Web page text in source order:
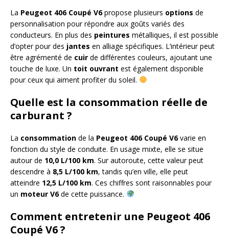
La Peugeot 406 Coupé V6propose plusieurs options de
personnalisation pour répondre aux goûts variés des
conducteurs. En plus des peintures métalliques, il est possible
d’opter pour des jantes en alliage spécifiques. L’intérieur peut
être agrémenté de cuir de différentes couleurs, ajoutant une
touche de luxe. Un toit ouvrant est également disponible
pour ceux qui aiment profiter du soleil.
Quelle est la consommation réelle de
carburant ?
La consommation de la Peugeot 406 Coupé V6varie en
fonction du style de conduite. En usage mixte, elle se situe
autour de 10,0 L/100 km. Sur autoroute, cette valeur peut
descendre à 8,5 L/100 km, tandis qu’en ville, elle peut
atteindre 12,5 L/100 km. Ces chiffres sont raisonnables pour
un moteur V6de cette puissance.
Comment entretenir une Peugeot 406
Coupé V6 ?